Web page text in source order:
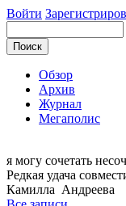
Войти
Обзор
Архив
Журнал
Мегаполис
я могу сочетать
Редкая удача
Камилла Андреева